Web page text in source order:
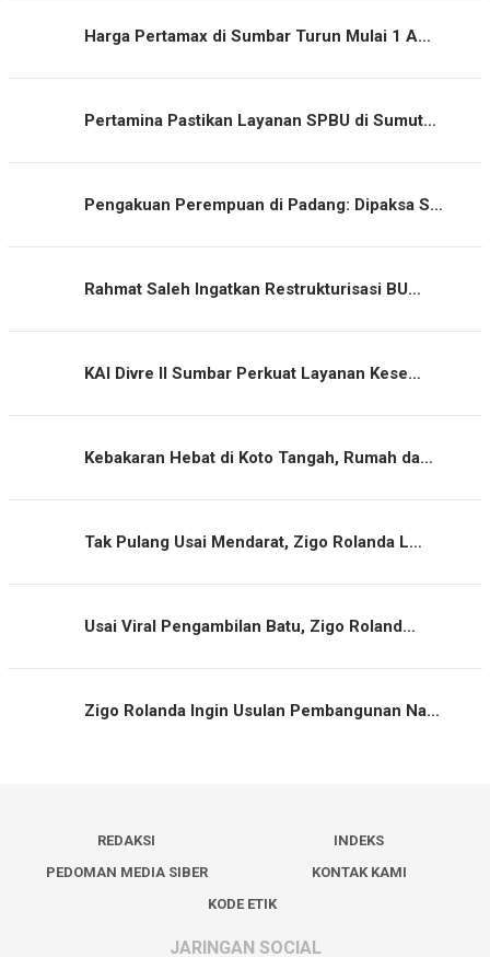
Harga Pertamax di Sumbar Turun Mulai 1 A…
Pertamina Pastikan Layanan SPBU di Sumut…
Pengakuan Perempuan di Padang: Dipaksa S…
Rahmat Saleh Ingatkan Restrukturisasi BU…
KAI Divre II Sumbar Perkuat Layanan Kese…
Kebakaran Hebat di Koto Tangah, Rumah da…
Tak Pulang Usai Mendarat, Zigo Rolanda L…
Usai Viral Pengambilan Batu, Zigo Roland…
Zigo Rolanda Ingin Usulan Pembangunan Na…
REDAKSI
INDEKS
PEDOMAN MEDIA SIBER
KONTAK KAMI
KODE ETIK
JARINGAN SOCIAL